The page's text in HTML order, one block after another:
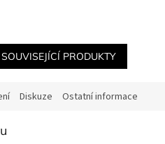
PRODUKTY
Diskuze Ostatní informace